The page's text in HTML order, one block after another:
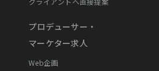
プロデューサー・
マーケター求人
Web企画